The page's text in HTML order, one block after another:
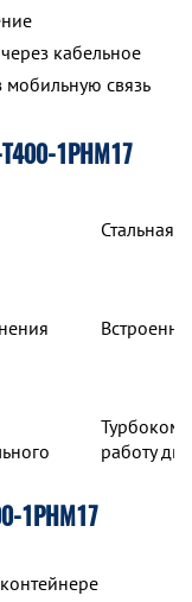
кабельное
связь
1РНМ17
Стальная
работу
1РНМ17